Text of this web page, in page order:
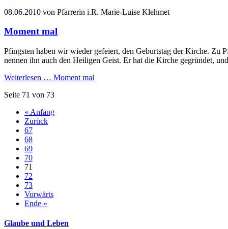
08.06.2010 von Pfarrerin i.R. Marie-Luise Klehmet
Moment mal
Pfingsten haben wir wieder gefeiert, den Geburtstag der Kirche. Zu
nennen ihn auch den Heiligen Geist. Er hat die Kirche gegründet,
Weiterlesen … Moment mal
Seite 71 von 73
« Anfang
Zurück
67
68
69
70
71
72
73
Vorwärts
Ende »
Glaube und Leben